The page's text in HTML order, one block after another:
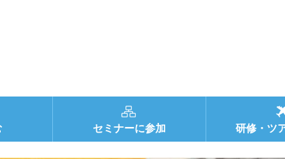
セミナーに参加 研修・ツ